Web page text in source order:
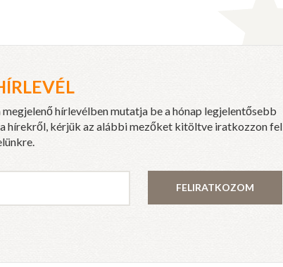
hírlevélben mutatja be a hónap legjelentősebb
hírekről, kérjük az alábbi mezőket kitöltve iratkozzon fel
FELIRATKOZOM